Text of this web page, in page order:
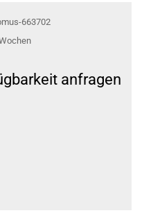
663702
anfragen